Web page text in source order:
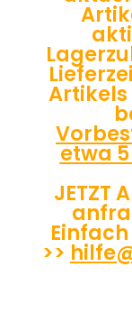
etwa
JETZT
>>